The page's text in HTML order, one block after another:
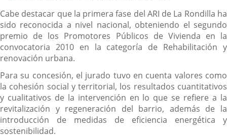
Cabe destacar que la primera fase del ARI de La Rondilla ha
sido reconocida a nivel nacional, obteniendo el segundo
premio de los Promotores Públicos de Vivienda en la
convocatoria 2010 en la categoría de Rehabilitación y
renovación urbana.
Para su concesión, el jurado tuvo en cuenta valores como
la cohesión social y territorial, los resultados cuantitativos
y cualitativos de la intervención en lo que se refiere a la
revitalización y regeneración del barrio, además de la
introducción de medidas de eficiencia energética y
sostenibilidad.